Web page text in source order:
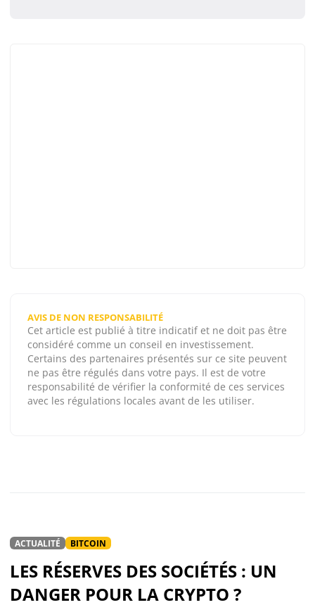
AVIS DE NON RESPONSABILITÉ
Cet article est publié à titre indicatif et ne doit pas être
considéré comme un conseil en investissement.
Certains des partenaires présentés sur ce site peuvent
ne pas être régulés dans votre pays. Il est de votre
responsabilité de vérifier la conformité de ces services
avec les régulations locales avant de les utiliser.
ACTUALITÉ BITCOIN
LES RÉSERVES DES SOCIÉTÉS : UN
DANGER POUR LA CRYPTO ?